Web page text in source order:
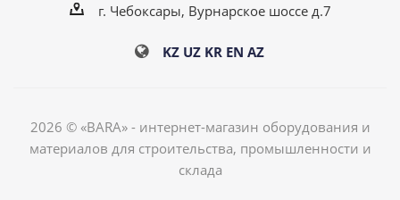
г. Чебоксары, Вурнарское шоссе д.7
KZ UZ KR EN AZ
2026 © «BARA» - интернет-магазин оборудования и
материалов для строительства, промышленности и
склада